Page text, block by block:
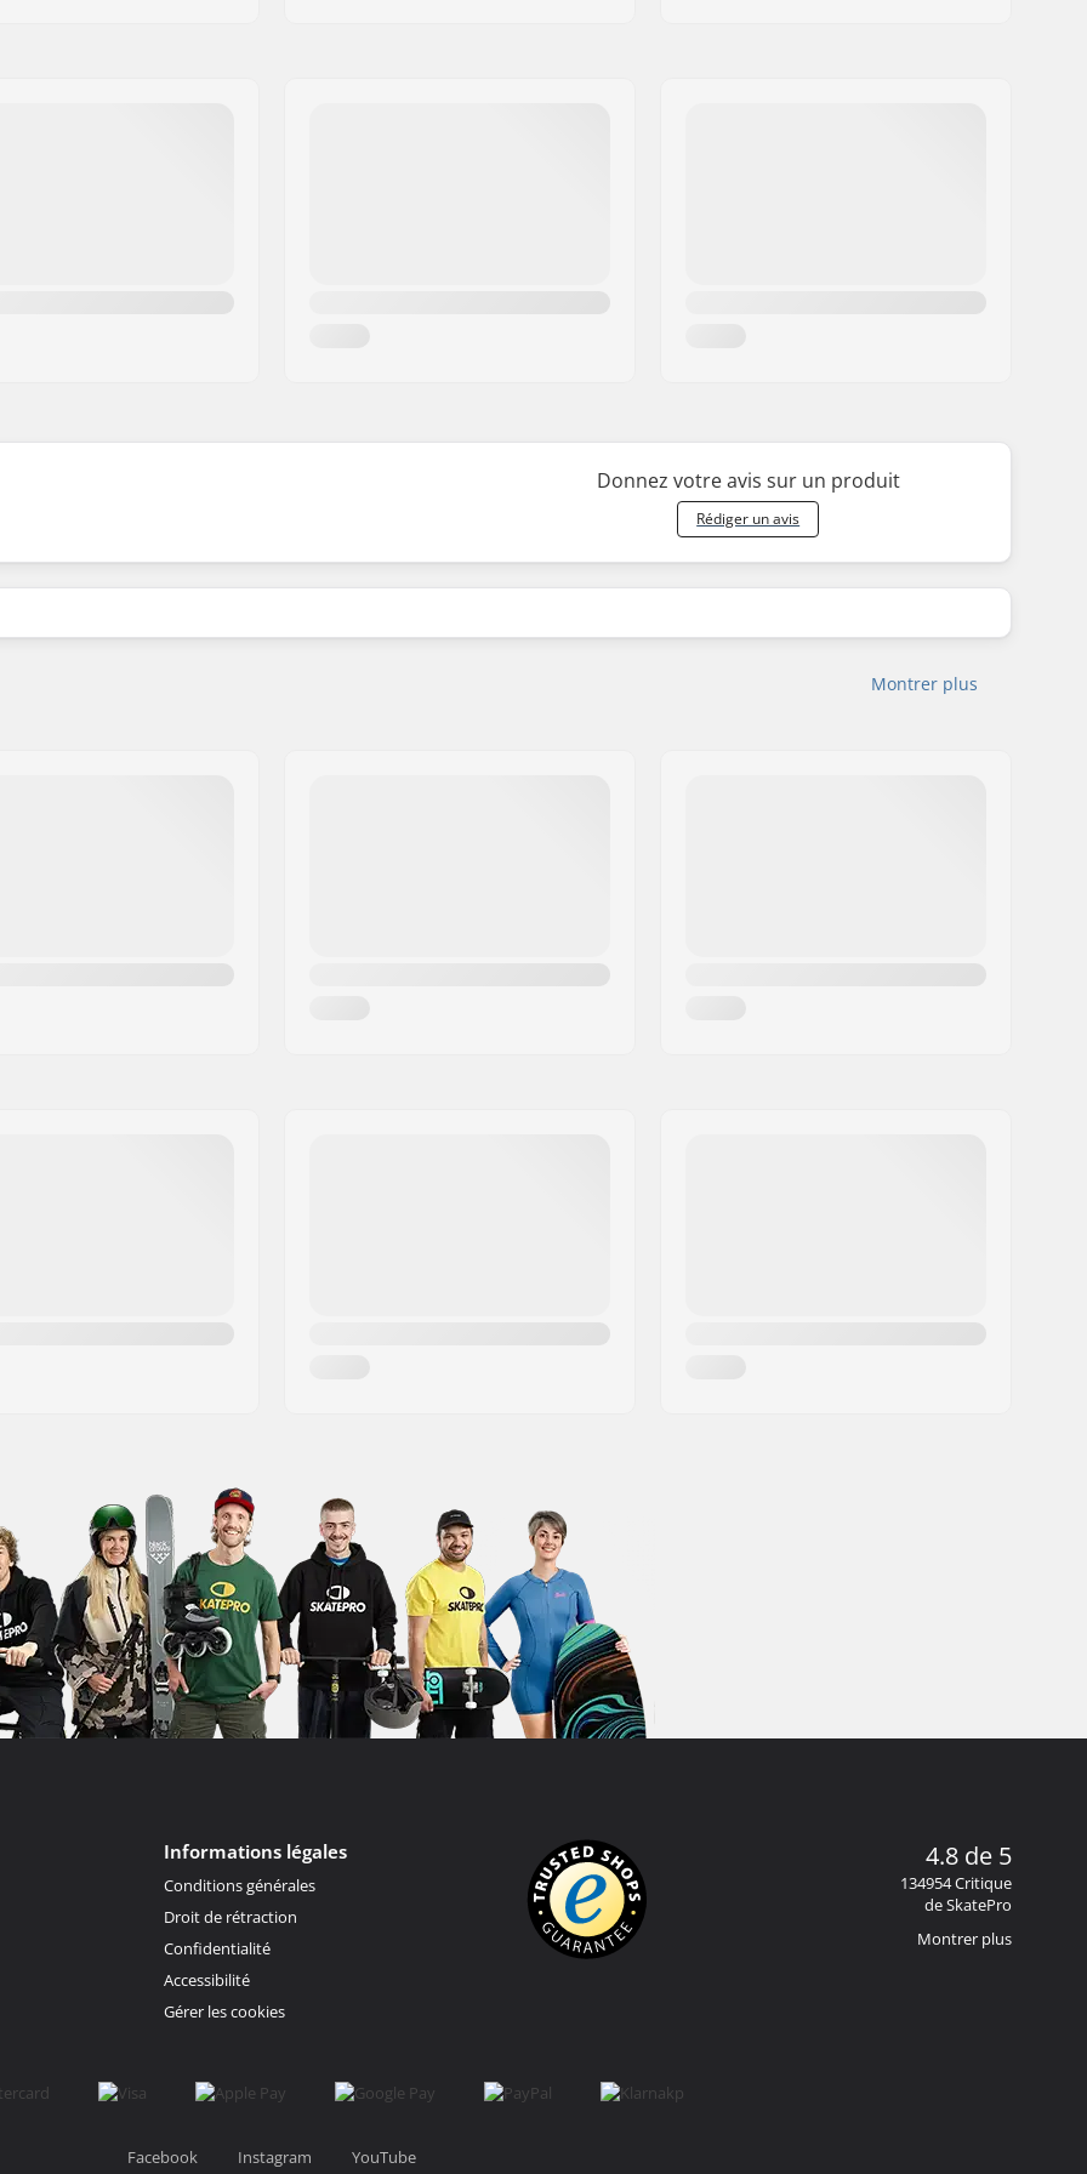
Donnez votre avis sur un produit
Rédiger un avis
Montrer plus
Informations légales
Conditions générales
Droit de rétraction
Confidentialité
Accessibilité
Gérer les cookies
4.8 de 5
134954 Critique
de SkatePro
Montrer plus
Facebook Instagram YouTube